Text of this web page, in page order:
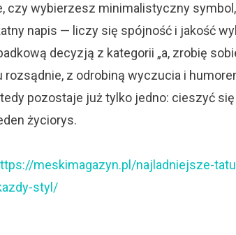
czy wybierzesz minimalistyczny
napis — liczy się spójność i jakość
decyzją z kategorii „a, zrobię
z odrobiną wyczucia i
pozostaje już tylko jedno: cieszyć
życiorys.
meskimagazyn.pl/najladniejsze-
styl/